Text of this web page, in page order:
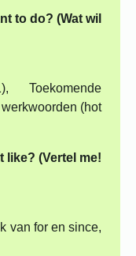
to do? (Wat wil
Toekomende
(hot
like? (Vertel me!
van for en since,